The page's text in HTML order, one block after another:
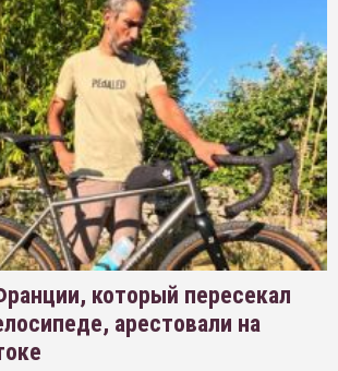
который пересекал
арестовали на